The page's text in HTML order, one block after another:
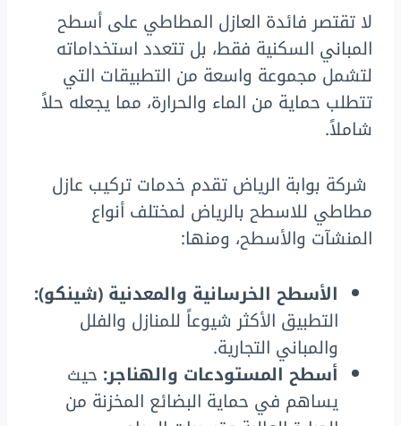
لا تقتصر فائدة العازل المطاطي على أسطح
المباني السكنية فقط، بل تتعدد استخداماته
لتشمل مجموعة واسعة من التطبيقات التي
تتطلب حماية من الماء والحرارة، مما يجعله حلاً
شاملاً.
شركة بوابة الرياض تقدم خدمات تركيب عازل
مطاطي للاسطح بالرياض لمختلف أنواع
المنشآت والأسطح، ومنها:
الأسطح الخرسانية والمعدنية (شينكو):
التطبيق الأكثر شيوعاً للمنازل والفلل
والمباني التجارية.
أسطح المستودعات والهناجر: حيث
يساهم في حماية البضائع المخزنة من